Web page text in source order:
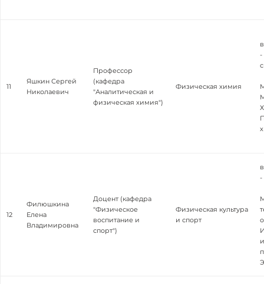
11
Яшкин Сергей
Николаевич
Профессор
(кафедра
"Аналитическая и
физическая химия")
Физическая химия
-
12
Филюшкина
Елена
Владимировна
Доцент (кафедра
"Физическое
воспитание и
спорт")
Физическая культура
и спорт
-